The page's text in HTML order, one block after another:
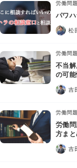
労働問題
パワ
松
労働問題
不当
の可
吉
労働問題
労働
方ま
吉